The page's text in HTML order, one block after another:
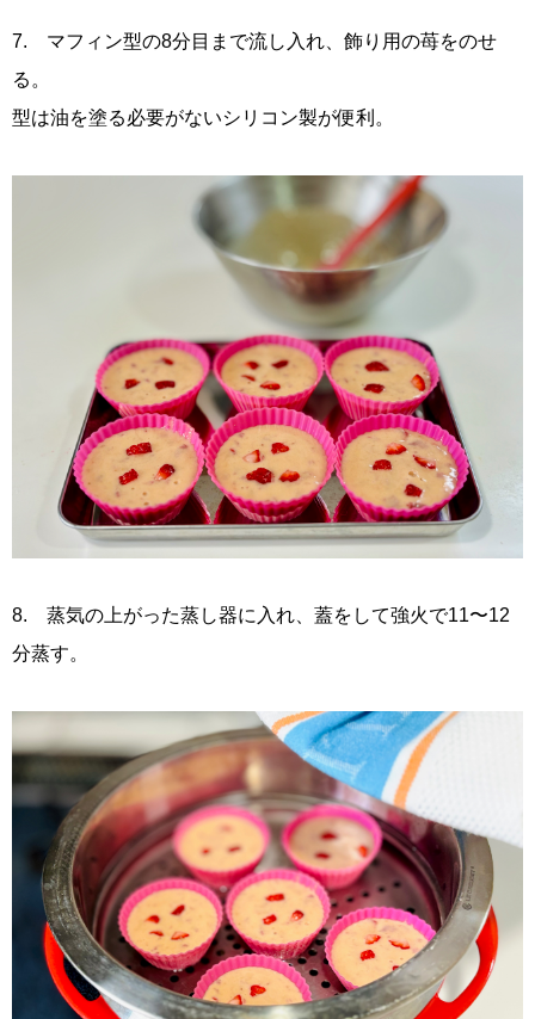
7. マフィン型の8分目まで流し入れ、飾り用の苺をのせ
る。
型は油を塗る必要がないシリコン製が便利。
8. 蒸気の上がった蒸し器に入れ、蓋をして強火で11〜12
分蒸す。